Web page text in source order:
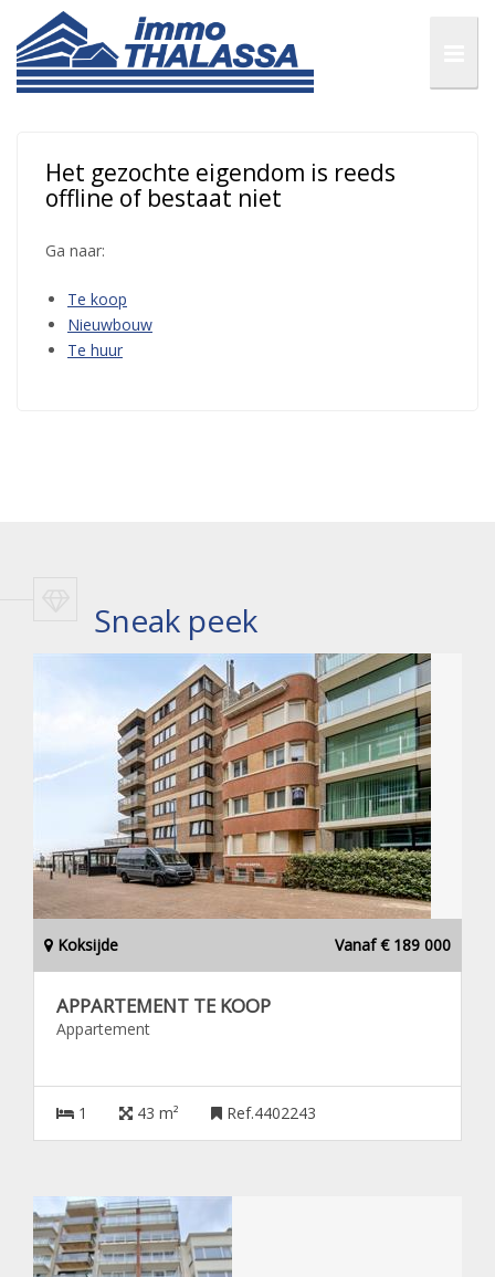
Het gezochte eigendom is reeds
offline of bestaat niet
Ga naar:
Te koop
Nieuwbouw
Te huur
Sneak peek
Koksijde Vanaf € 189 000
APPARTEMENT TE KOOP
Appartement
1 43 m² Ref.4402243